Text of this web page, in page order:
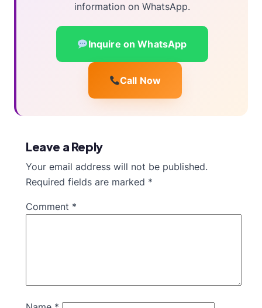
information on WhatsApp.
Inquire on WhatsApp
Call Now
Leave a Reply
Your email address will not be published.
Required fields are marked *
Comment *